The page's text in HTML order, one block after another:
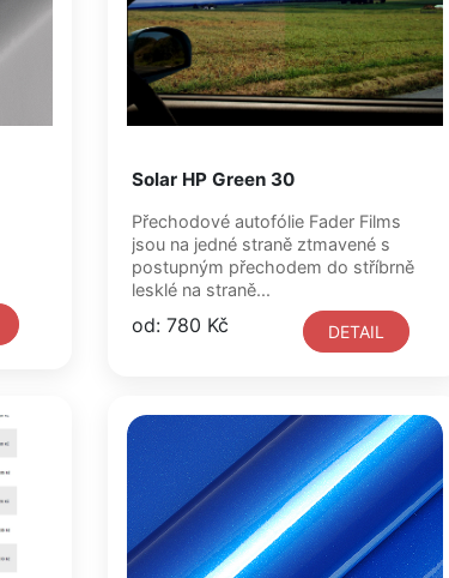
Solar HP Green 30
Přechodové autofólie Fader Films
jsou na jedné straně ztmavené s
postupným přechodem do stříbrně
lesklé na straně...
od: 780 Kč DETAIL